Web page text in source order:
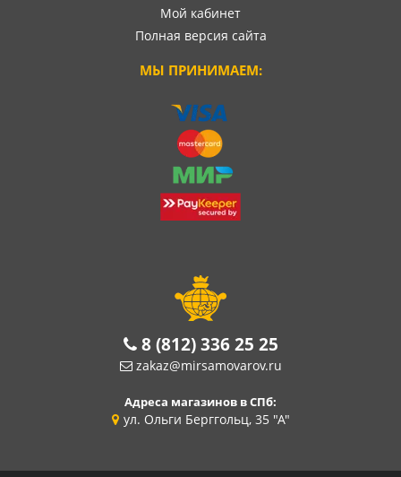
Мой кабинет
Полная версия сайта
МЫ ПРИНИМАЕМ:
8 (812) 336 25 25
zakaz@mirsamovarov.ru
Адреса магазинов в СПб:
ул. Ольги Берггольц, 35 "А"